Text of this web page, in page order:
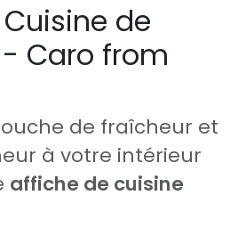
de
Caro from
de fraîcheur et
à votre intérieur
affiche de cuisine